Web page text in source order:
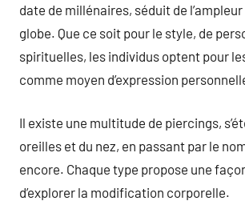
date de millénaires, séduit de
globe. Que ce soit pour le style, de
spirituelles, les individus optent pour
comme moyen d’expression
Il existe une multitude de piercings,
oreilles et du nez, en passant par le
encore. Chaque type propose une
d’explorer la modification corporelle.